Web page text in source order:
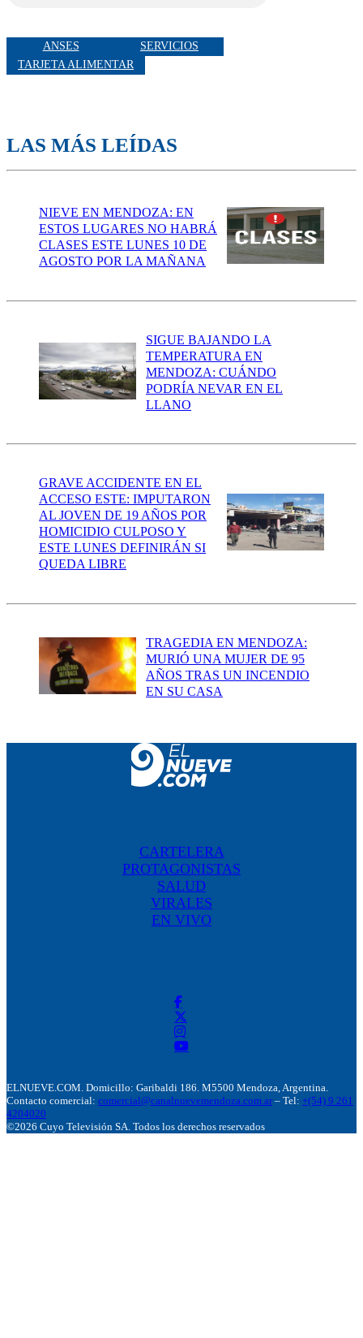
ANSES
SERVICIOS
TARJETA ALIMENTAR
LAS MÁS LEÍDAS
NIEVE EN MENDOZA: EN
ESTOS LUGARES NO HABRÁ
CLASES ESTE LUNES 10 DE
AGOSTO POR LA MAÑANA
SIGUE BAJANDO LA
TEMPERATURA EN
MENDOZA: CUÁNDO
PODRÍA NEVAR EN EL
LLANO
GRAVE ACCIDENTE EN EL
ACCESO ESTE: IMPUTARON
AL JOVEN DE 19 AÑOS POR
HOMICIDIO CULPOSO Y
ESTE LUNES DEFINIRÁN SI
QUEDA LIBRE
TRAGEDIA EN MENDOZA:
MURIÓ UNA MUJER DE 95
AÑOS TRAS UN INCENDIO
EN SU CASA
CARTELERA
PROTAGONISTAS
SALUD
VIRALES
EN VIVO
ELNUEVE.COM. Domicillo: Garibaldi 186. M5500 Mendoza, Argentina.
Contacto comercial: comercial@canalnuevemendoza.com.ar – Tel: +(54) 9 261
4204020
©2026 Cuyo Televisión SA. Todos los derechos reservados